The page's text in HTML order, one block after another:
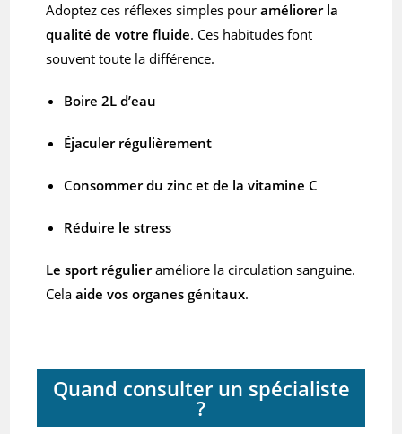
Adoptez ces réflexes simples pouraméliorer la
qualité de votre fluide. Ces habitudes font
souvent toute la différence.
Boire 2L d’eau
Éjaculer régulièrement
Consommer du zinc et de la vitamine C
Réduire le stress
Le sport régulieraméliore la circulation sanguine.
Celaaide vos organes génitaux.
Quand consulter un spécialiste
?